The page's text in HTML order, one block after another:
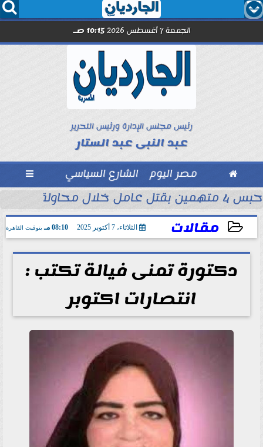
  
الجمعة 7 أغسطس 2026 10:15 صـ
رئيس مجلس الإدارة ورئيس التحرير
عبد النبى عبد الستار
 مصر اليوم الشارع السياسي 
..” محمد...حبس 4 متهمين بقتل عامل خلال محاولة سرقة دراجة نارية في المنوفية
مقالات الثلاثاء، 7 أكتوبر 2025 08:10 مـ بتوقيت القاهرة
2025-10-07 20:10:35
دكتورة تمنى فيالة تكتب :
انتصارات اكتوبر